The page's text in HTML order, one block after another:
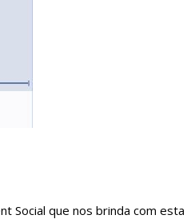
que nos brinda com